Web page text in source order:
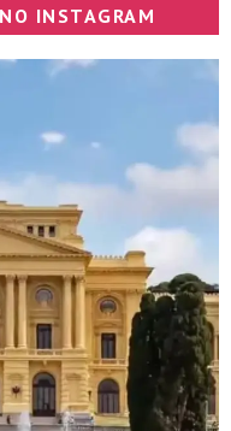
INSTAGRAM